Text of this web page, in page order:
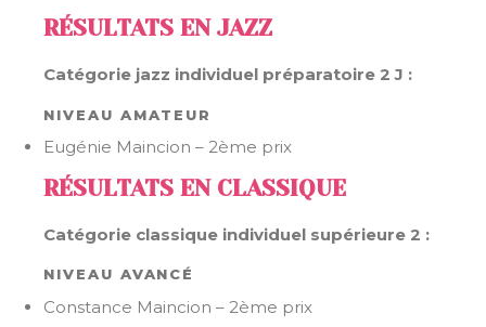
RÉSULTATS EN JAZZ
Catégorie jazz individuel préparatoire 2 J :
NIVEAU AMATEUR
Eugénie Maincion – 2ème prix
RÉSULTATS EN CLASSIQUE
Catégorie classique individuel supérieure 2 :
NIVEAU AVANCÉ
Constance Maincion – 2ème prix